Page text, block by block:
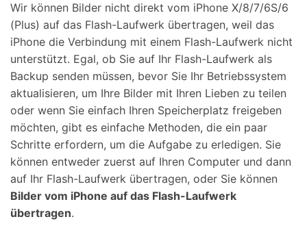
Wir können Bilder nicht direkt vom iPhone X/8/7/6S/6
(Plus) auf das Flash-Laufwerk übertragen, weil das
iPhone die Verbindung mit einem Flash-Laufwerk nicht
unterstützt. Egal, ob Sie auf Ihr Flash-Laufwerk als
Backup senden müssen, bevor Sie Ihr Betriebssystem
aktualisieren, um Ihre Bilder mit Ihren Lieben zu teilen
oder wenn Sie einfach Ihren Speicherplatz freigeben
möchten, gibt es einfache Methoden, die ein paar
Schritte erfordern, um die Aufgabe zu erledigen. Sie
können entweder zuerst auf Ihren Computer und dann
auf Ihr Flash-Laufwerk übertragen, oder Sie können
Bilder vom iPhone auf das Flash-Laufwerk
übertragen.